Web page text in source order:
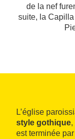
de la nef
suite, la
L’église
style gothique,
est terminée